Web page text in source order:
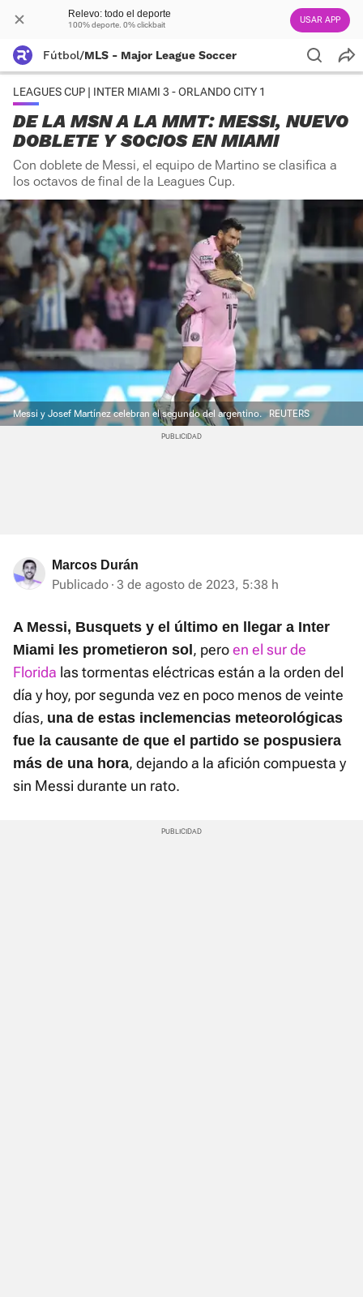
Relevo: todo el deporte
100% deporte. 0% clickbait USAR APP
Fútbol/MLS - Major League Soccer
LEAGUES CUP | INTER MIAMI 3 - ORLANDO CITY 1
DE LA MSN A LA MMT: MESSI, NUEVO
DOBLETE Y SOCIOS EN MIAMI
Con doblete de Messi, el equipo de Martino se clasifica a
los octavos de final de la Leagues Cup.
Messi y Josef Martínez celebran el segundo del argentino. REUTERS
Marcos Durán
Publicado 3 de agosto de 2023, 5:38 h
A Messi, Busquets y el último en llegar a Inter
Miami les prometieron sol , peroen el sur de
Florida las tormentas eléctricas están a la orden del
día y hoy, por segunda vez en poco menos de veinte
días, una de estas inclemencias meteorológicas
fue la causante de que el partido se pospusiera
más de una hora, dejando a la afición compuesta y
sin Messi durante un rato.